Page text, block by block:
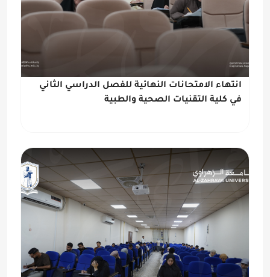
انتهاء الامتحانات النهائية للفصل الدراسي الثاني
في كلية التقنيات الصحية والطبية